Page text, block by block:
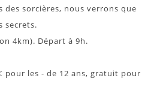
des sorcières, nous verrons que
secrets.
4km). Départ à 9h.
pour les - de 12 ans, gratuit pour